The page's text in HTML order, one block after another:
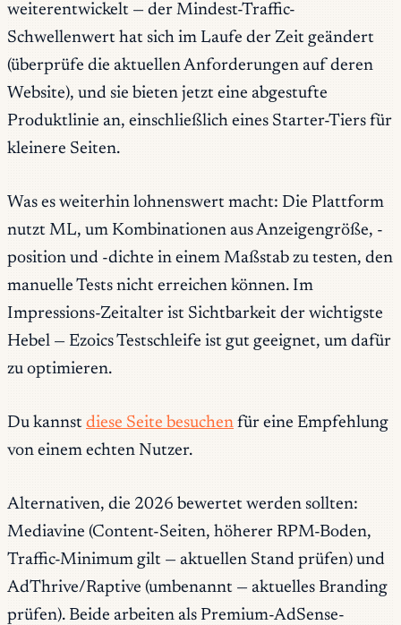
weiterentwickelt — der Mindest-Traffic-
Schwellenwert hat sich im Laufe der Zeit geändert
(überprüfe die aktuellen Anforderungen auf deren
Website), und sie bieten jetzt eine abgestufte
Produktlinie an, einschließlich eines Starter-Tiers für
kleinere Seiten.
Was es weiterhin lohnenswert macht: Die Plattform
nutzt ML, um Kombinationen aus Anzeigengröße, -
position und -dichte in einem Maßstab zu testen, den
manuelle Tests nicht erreichen können. Im
Impressions-Zeitalter ist Sichtbarkeit der wichtigste
Hebel — Ezoics Testschleife ist gut geeignet, um dafür
zu optimieren.
Du kannst diese Seite besuchen für eine Empfehlung
von einem echten Nutzer.
Alternativen, die 2026 bewertet werden sollten:
Mediavine (Content-Seiten, höherer RPM-Boden,
Traffic-Minimum gilt — aktuellen Stand prüfen) und
AdThrive/Raptive (umbenannt — aktuelles Branding
prüfen). Beide arbeiten als Premium-AdSense-